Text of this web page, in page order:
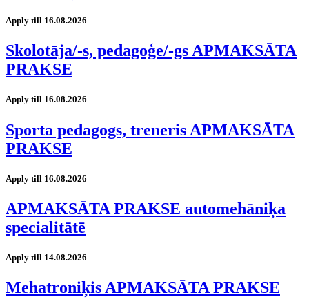
Apply till 16.08.2026
Skolotāja/-s, pedagoģe/-gs APMAKSĀTA
PRAKSE
Apply till 16.08.2026
Sporta pedagogs, treneris APMAKSĀTA
PRAKSE
Apply till 16.08.2026
APMAKSĀTA PRAKSE automehāniķa
specialitātē
Apply till 14.08.2026
Mehatroniķis APMAKSĀTA PRAKSE